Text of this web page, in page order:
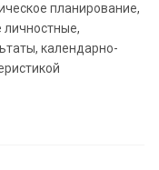
планирование,
календарно-